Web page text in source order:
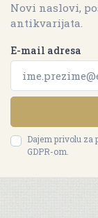
Novi naslovi,
antikvarijata.
E-mail adresa
Dajem privolu za
GDPR-om.